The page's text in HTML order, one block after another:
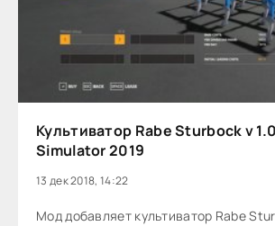
Культиватор Rabe Sturbock v
Simulator 2019
13 дек 2018, 14:22
Мод добавляет культиватор Rabe